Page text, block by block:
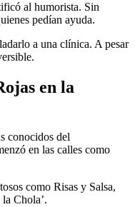
al humorista. Sin
pedían ayuda.
a una clínica. A pesar
en la
conocidos del
en las calles como
como Risas y Salsa,
Chola’.